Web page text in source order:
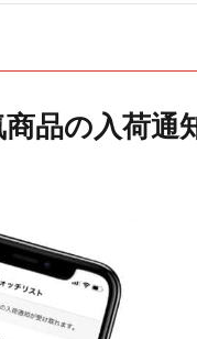
品の入荷通